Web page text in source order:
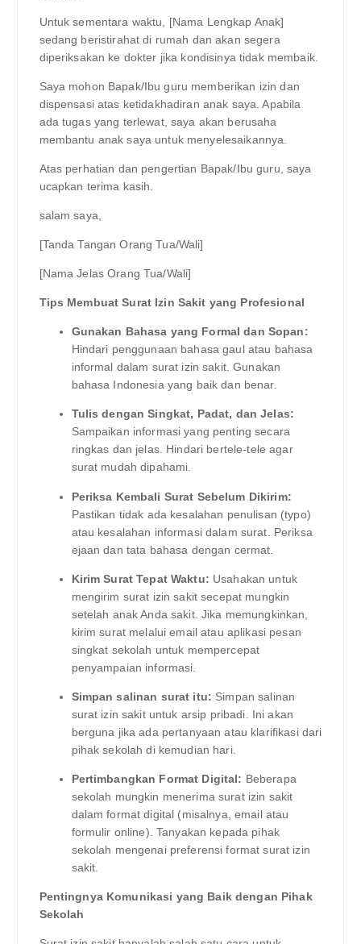
Untuk sementara waktu, [Nama Lengkap Anak]
sedang beristirahat di rumah dan akan segera
diperiksakan ke dokter jika kondisinya tidak membaik.
Saya mohon Bapak/Ibu guru memberikan izin dan
dispensasi atas ketidakhadiran anak saya. Apabila
ada tugas yang terlewat, saya akan berusaha
membantu anak saya untuk menyelesaikannya.
Atas perhatian dan pengertian Bapak/Ibu guru, saya
ucapkan terima kasih.
salam saya,
[Tanda Tangan Orang Tua/Wali]
[Nama Jelas Orang Tua/Wali]
Tips Membuat Surat Izin Sakit yang Profesional
Gunakan Bahasa yang Formal dan Sopan:
Hindari penggunaan bahasa gaul atau bahasa
informal dalam surat izin sakit. Gunakan
bahasa Indonesia yang baik dan benar.
Tulis dengan Singkat, Padat, dan Jelas:
Sampaikan informasi yang penting secara
ringkas dan jelas. Hindari bertele-tele agar
surat mudah dipahami.
Periksa Kembali Surat Sebelum Dikirim:
Pastikan tidak ada kesalahan penulisan (typo)
atau kesalahan informasi dalam surat. Periksa
ejaan dan tata bahasa dengan cermat.
Kirim Surat Tepat Waktu: Usahakan untuk
mengirim surat izin sakit secepat mungkin
setelah anak Anda sakit. Jika memungkinkan,
kirim surat melalui email atau aplikasi pesan
singkat sekolah untuk mempercepat
penyampaian informasi.
Simpan salinan surat itu: Simpan salinan
surat izin sakit untuk arsip pribadi. Ini akan
berguna jika ada pertanyaan atau klarifikasi dari
pihak sekolah di kemudian hari.
Pertimbangkan Format Digital: Beberapa
sekolah mungkin menerima surat izin sakit
dalam format digital (misalnya, email atau
formulir online). Tanyakan kepada pihak
sekolah mengenai preferensi format surat izin
sakit.
Pentingnya Komunikasi yang Baik dengan Pihak
Sekolah